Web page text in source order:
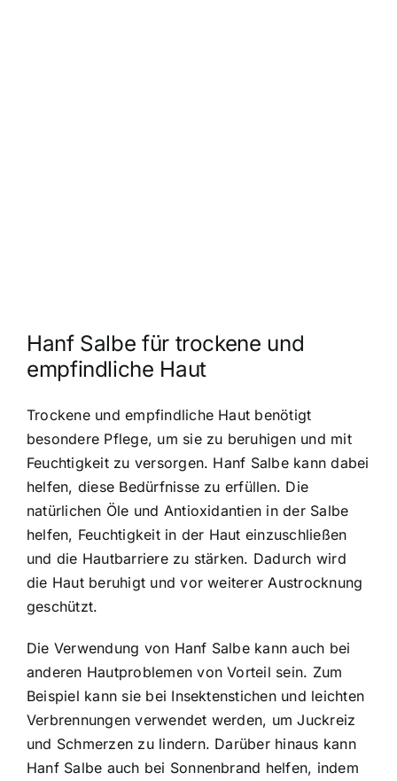
Hanf Salbe für trockene und
empfindliche Haut
Trockene und empfindliche Haut benötigt
besondere Pflege, um sie zu beruhigen und mit
Feuchtigkeit zu versorgen. Hanf Salbe kann dabei
helfen, diese Bedürfnisse zu erfüllen. Die
natürlichen Öle und Antioxidantien in der Salbe
helfen, Feuchtigkeit in der Haut einzuschließen
und die Hautbarriere zu stärken. Dadurch wird
die Haut beruhigt und vor weiterer Austrocknung
geschützt.
Die Verwendung von Hanf Salbe kann auch bei
anderen Hautproblemen von Vorteil sein. Zum
Beispiel kann sie bei Insektenstichen und leichten
Verbrennungen verwendet werden, um Juckreiz
und Schmerzen zu lindern. Darüber hinaus kann
Hanf Salbe auch bei Sonnenbrand helfen, indem